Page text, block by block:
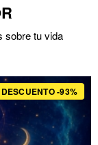
sobre tu vida
DESCUENTO -93%